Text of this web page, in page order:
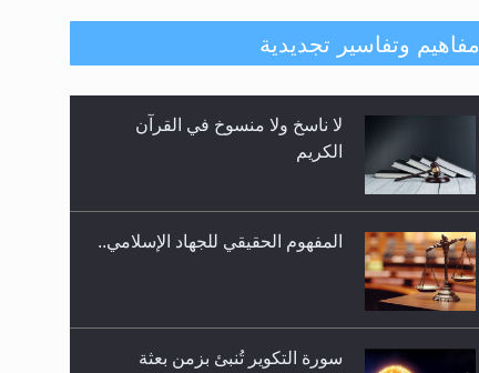
هل يُحسب حول الزكاة وفق السنة
الميلادية أو الهجرية؟
هل يجوز فتح مشروع كوافير نسائي
للمحجبات وغير المحجبات؟
مفاهيم وتفاسير تجديدية
لا ناسخ ولا منسوخ في القرآن
الكريم
المفهوم الحقيقي للجهاد الإسلامي..
سورة التكوير تُنبئ بزمن بعثة